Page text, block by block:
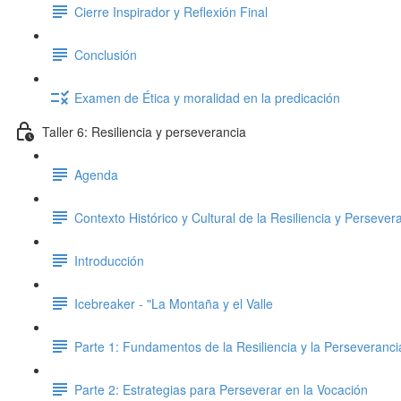
Cierre Inspirador y Reflexión Final
Conclusión
Examen de Ética y moralidad en la predicación
Taller 6: Resiliencia y perseverancia
Agenda
Contexto Histórico y Cultural de la Resiliencia y
Introducción
Icebreaker - "La Montaña y el Valle
Parte 1: Fundamentos de la Resiliencia y la
Parte 2: Estrategias para Perseverar en la Vocación